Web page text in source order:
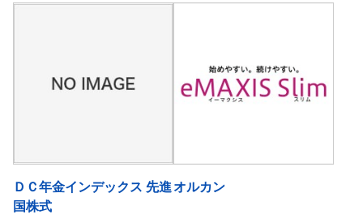
ＤＣ年金インデックス 先進
国株式
オルカン